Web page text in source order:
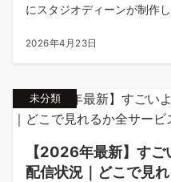
にスタジオディーンが制作
2026年4月23日
未分類
【2026年最新】す
配信状況｜どこで見